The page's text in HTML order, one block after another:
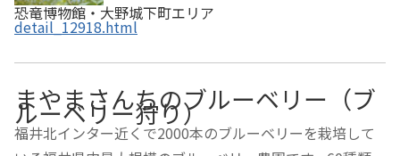
恐竜博物館・大野城下町エリア
detail_12918.html
まやまさんちのブルーベリー（ブ
ルーベリー狩り）
福井北インター近くで2000本のブルーベリーを栽培して